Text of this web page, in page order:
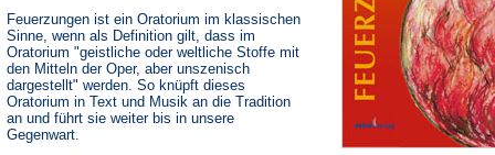
Feuerzungen ist ein Oratorium im klassischen
Sinne, wenn als Definition gilt, dass im
Oratorium "geistliche oder weltliche Stoffe mit
den Mitteln der Oper, aber unszenisch
dargestellt" werden. So knüpft dieses
Oratorium in Text und Musik an die Tradition
an und führt sie weiter bis in unsere
Gegenwart.